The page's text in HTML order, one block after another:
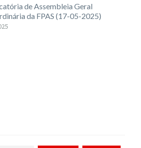
de Assembleia Geral
da FPAS (17-05-2025)